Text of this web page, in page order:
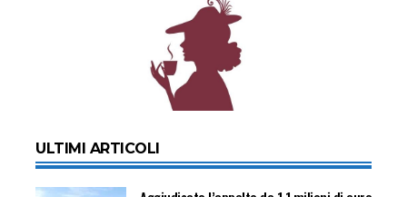
ULTIMI ARTICOLI